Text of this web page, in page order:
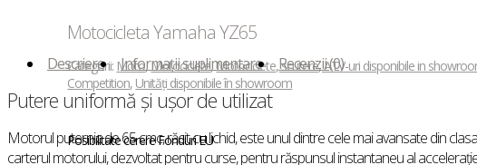
Motocicleta Yamaha YZ65
Categorii: Moto,Motociclete,Motociclete, scutere, ATV-uri disponibile in
Competition, Unități disponibile în showroom
Posibilitate cerere Fonduri EU
Descriere Informații suplimentare Recenzii (0)
Putere uniformă și ușor de utilizat
Motorul puternic de 65 cmc, răcit cu lichid, este unul dintre cele mai avansate din
carterul motorului, dezvoltat pentru curse, pentru răspunsul instantaneu al